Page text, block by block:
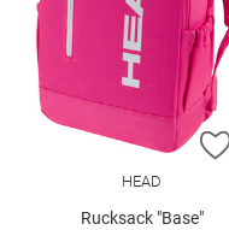
HEAD
Rucksack "Base"